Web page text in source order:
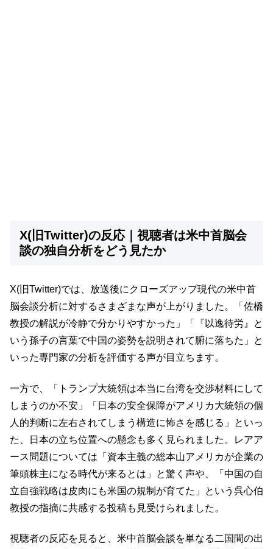
X(旧Twitter)の反応｜視聴者は米中首脳会
談の独自分析をどう見たか
X(旧Twitter)では、放送後にクローズアップ現代の米中首
脳会談分析に対するさまざまな声が上がりました。「佐橋
教授の解説が冷静で分かりやすかった」「『以逸待労』と
いう孫子の言葉で中国の姿勢を説明されて腑に落ちた」と
いった専門家の分析を評価する声が目立ちます。
一方で、「トランプ大統領は本当に台湾を交渉材料にして
しまうのか不安」「日本の安全保障がアメリカ大統領の個
人的判断に左右されてしまう構造に怖さを感じる」といっ
た、日本の立ち位置への懸念も多く見られました。レアア
ース問題については「資本主義の総本山アメリカが企業の
筆頭株主になる時代が来るとは」と驚く声や、「中国の自
立自強戦略は皮肉にも米国の規制が育てた」という呉心伯
教授の指摘に共感する投稿も見受けられました。
視聴者の反応を見ると、米中首脳会談を単なる二国間の出